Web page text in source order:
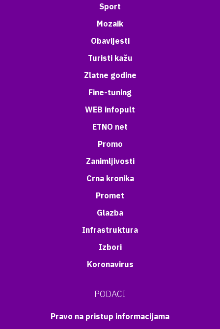
Sport
Mozaik
Obavijesti
Turisti kažu
Zlatne godine
Fine-tuning
WEB infopult
ETNO net
Promo
Zanimljivosti
Crna kronika
Promet
Glazba
Infrastruktura
Izbori
Koronavirus
PODACI
Pravo na pristup informacijama